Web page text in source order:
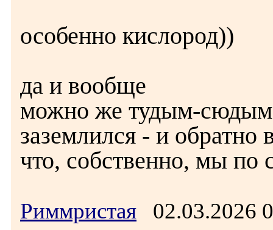
особенно кислород))
да и вообще
можно же тудым-сюдым
заземлился - и
что, собственно, мы по
Риммристая 02.03.2026